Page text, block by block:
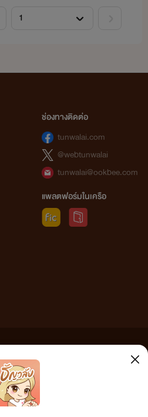
ช่องทางติดต่อ
tunwalai.com
@webtunwalai
tunwalai@ookbee.com
แพลตฟอร์มในเครือ
ต่อข้อความใดๆ ทั้งสิ้น ดังนั้นผู้อ่านทุกท่านโปรดใช้
กท่านพบข้อความใดๆ ที่ขัดต่อกฎหมายและศีลธรรม
งานจะได้ดำเนินการในทันที ทั้งนี้ ทางเว็บไซต์ขอสงวน
ม) พ.ศ.2558